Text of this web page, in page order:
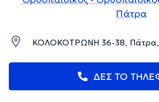
Πάτρα
ΚΟΛΟΚΟΤΡΩΝΗ 36-38, Πάτρα,
ΔΕΣ ΤΟ